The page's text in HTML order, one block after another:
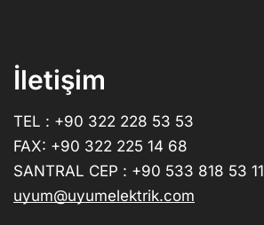
İletişim
TEL : +90 322 228 53 53
FAX: +90 322 225 14 68
SANTRAL CEP : +90 533 818 53 11
uyum@uyumelektrik.com